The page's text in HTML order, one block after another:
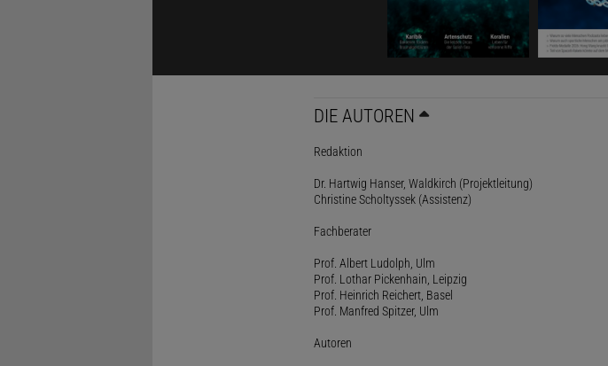
DIE AUTOREN
Redaktion
Dr. Hartwig Hanser, Waldkirch (Projektleitung)
Christine Scholtyssek (Assistenz)
Fachberater
Prof. Albert Ludolph, Ulm
Prof. Lothar Pickenhain, Leipzig
Prof. Heinrich Reichert, Basel
Prof. Manfred Spitzer, Ulm
Autoren